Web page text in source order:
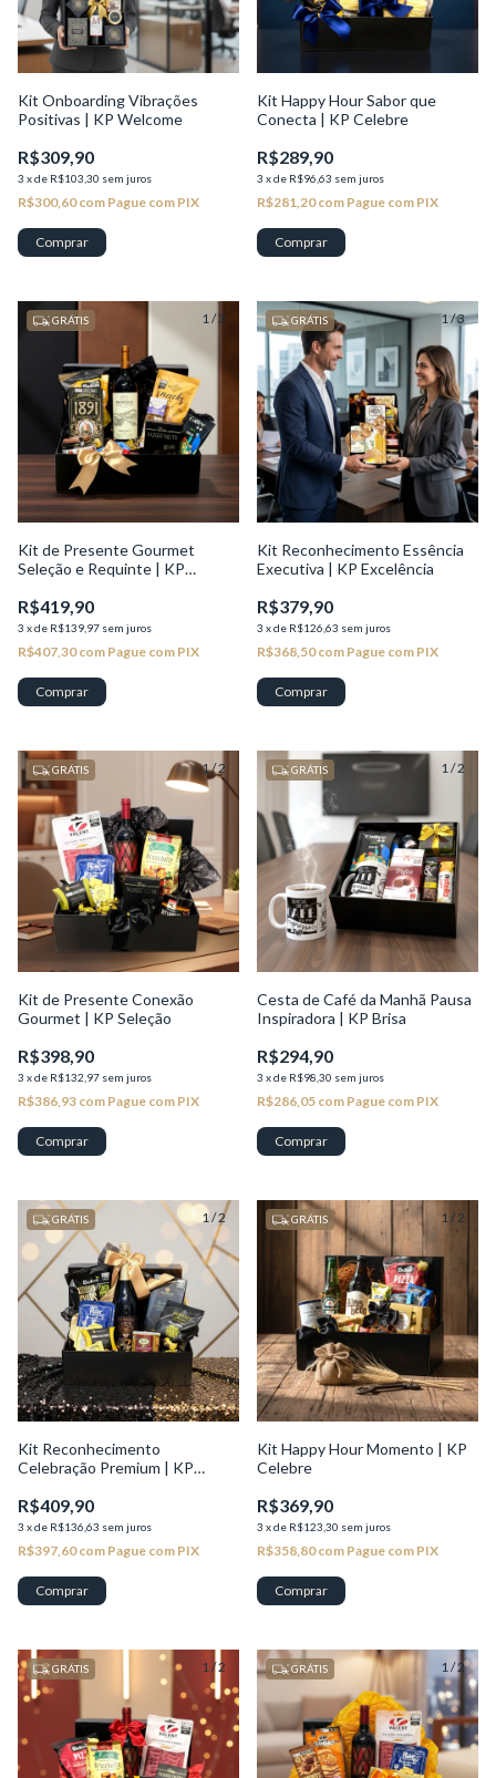
Kit Onboarding Vibrações
Positivas | KP Welcome
R$309,90
3 xde R$103,30 sem juros
R$300,60com Pague com PIX
Kit Happy Hour Sabor que
Conecta | KP Celebre
R$289,90
3 xde R$96,63 sem juros
R$281,20com Pague com PIX
1/3
GRÁTIS
Kit de Presente Gourmet
Seleção e Requinte | KP
R$419,90
3 xde R$139,97 sem juros
R$407,30com Pague com PIX
1/3
GRÁTIS
Kit Reconhecimento Essência
Executiva | KP Excelência
R$379,90
3 xde R$126,63 sem juros
R$368,50com Pague com PIX
1/2
GRÁTIS
Kit de Presente Conexão
Gourmet | KP Seleção
R$398,90
3 xde R$132,97 sem juros
R$386,93 com Pague com PIX
1/2
GRÁTIS
Cesta de Café da Manhã Pausa
Inspiradora | KP Brisa
R$294,90
3 xde R$98,30 sem juros
R$286,05 com Pague com PIX
1/2
GRÁTIS
Kit Reconhecimento
Celebração Premium | KP
R$409,90
3 xde R$136,63 sem juros
R$397,60com Pague com PIX
1/2
GRÁTIS
Kit Happy Hour Momento | KP
Celebre
R$369,90
3 xde R$123,30 sem juros
R$358,80com Pague com PIX
1/2
GRÁTIS 1/2
GRÁTIS